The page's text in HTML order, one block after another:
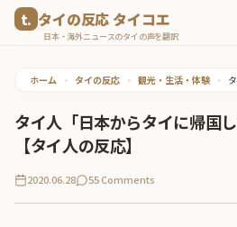
タイの反応 タイコエ
日本・海外ニュースのタイの声を翻訳
ホーム • タイの反応 • 観光・生活・体験 •
タイ人「日本からタイに帰国
【タイ人の反応】
2020.06.28 55 Comments